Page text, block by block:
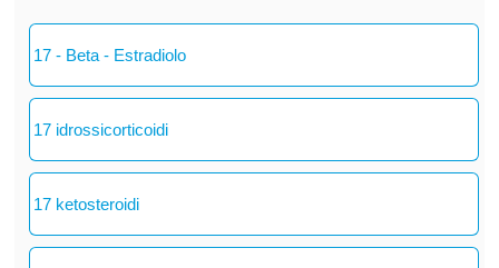
17 - Beta - Estradiolo
17 idrossicorticoidi
17 ketosteroidi